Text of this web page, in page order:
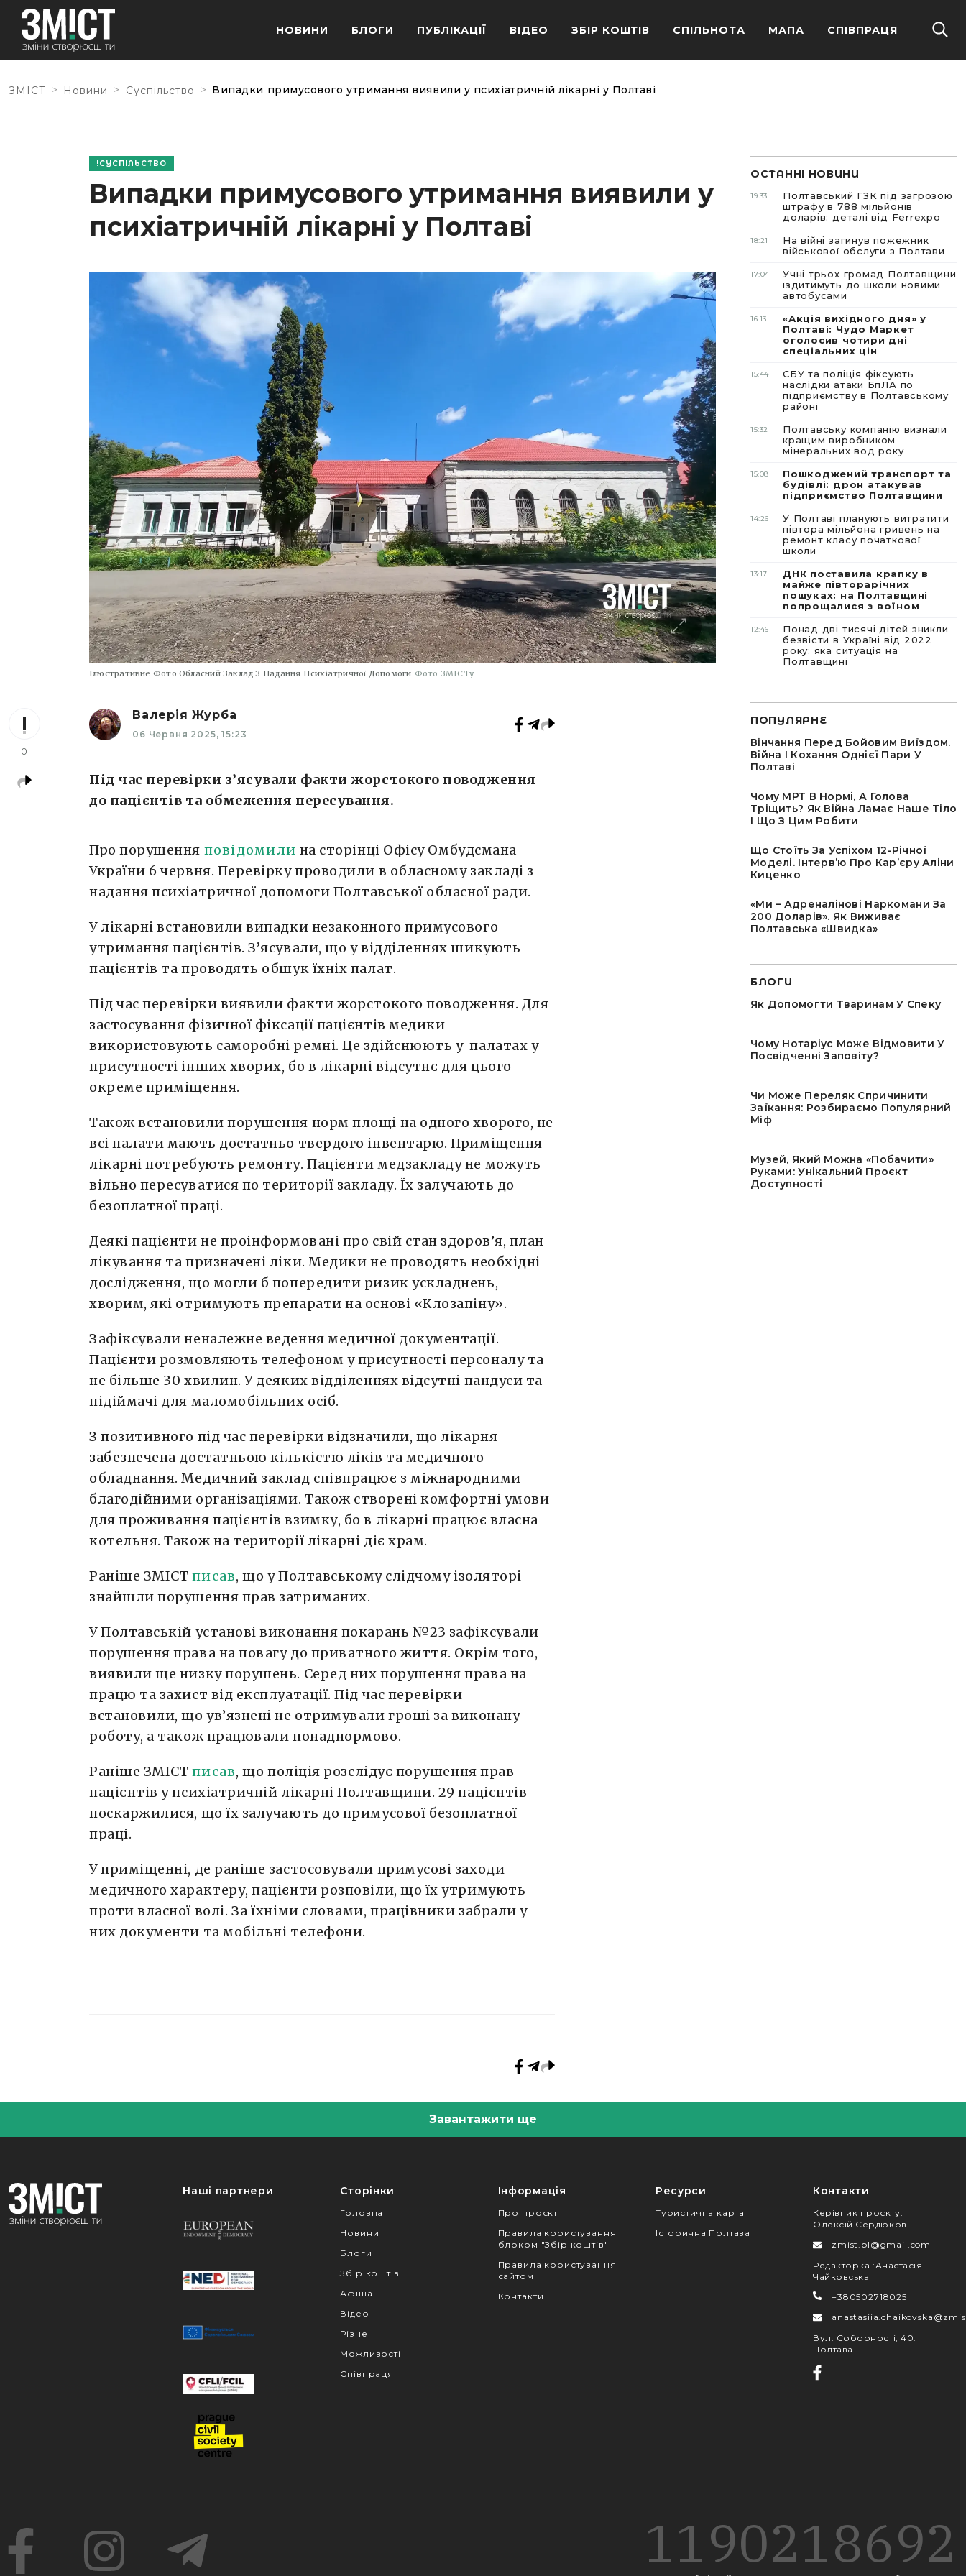
НОВИНИ БЛОГИ ПУБЛІКАЦІЇ ВІДЕО ЗБІР КОШТІВ СПІЛЬНОТА МАПА СПІВПРАЦЯ
ЗМІСТ > Новини > Суспільство > Випадки примусового утримання виявили у психіатричній лікарні у Полтаві
СУСПІЛЬСТВО
Випадки примусового утримання виявили у
психіатричній лікарні у Полтаві
Ілюстративне Фото Обласний Заклад З Надання Психіатричної Допомоги Фото ЗМІСТу
0
Валерія Журба
06 Червня 2025, 15:23
Під час перевірки з’ясували факти жорстокого поводження
до пацієнтів та обмеження пересування.
Про порушення повідомили на сторінці Офісу Омбудсмана
України 6 червня. Перевірку проводили в обласному закладі з
надання психіатричної допомоги Полтавської обласної ради.
У лікарні встановили випадки незаконного примусового
утримання пацієнтів. З’ясували, що у відділеннях шикують
пацієнтів та проводять обшук їхніх палат.
Під час перевірки виявили факти жорстокого поводження. Для
застосування фізичної фіксації пацієнтів медики
використовують саморобні ремні. Це здійснюють у палатах у
присутності інших хворих, бо в лікарні відсутнє для цього
окреме приміщення.
Також встановили порушення норм площі на одного хворого, не
всі палати мають достатньо твердого інвентарю. Приміщення
лікарні потребують ремонту. Пацієнти медзакладу не можуть
вільно пересуватися по території закладу. Їх залучають до
безоплатної праці.
Деякі пацієнти не проінформовані про свій стан здоров’я, план
лікування та призначені ліки. Медики не проводять необхідні
дослідження, що могли б попередити ризик ускладнень,
хворим, які отримують препарати на основі «Клозапіну».
Зафіксували неналежне ведення медичної документації.
Пацієнти розмовляють телефоном у присутності персоналу та
не більше 30 хвилин. У деяких відділеннях відсутні пандуси та
підіймачі для маломобільних осіб.
З позитивного під час перевірки відзначили, що лікарня
забезпечена достатньою кількістю ліків та медичного
обладнання. Медичний заклад співпрацює з міжнародними
благодійними організаціями. Також створені комфортні умови
для проживання пацієнтів взимку, бо в лікарні працює власна
котельня. Також на території лікарні діє храм.
Раніше ЗМІСТписав, що у Полтавському слідчому ізоляторі
знайшли порушення прав затриманих.
У Полтавській установі виконання покарань №23 зафіксували
порушення права на повагу до приватного життя. Окрім того,
виявили ще низку порушень. Серед них порушення права на
працю та захист від експлуатації. Під час перевірки
встановили, що ув’язнені не отримували гроші за виконану
роботу, а також працювали понаднормово.
Раніше ЗМІСТписав, що поліція розслідує порушення прав
пацієнтів у психіатричній лікарні Полтавщини. 29 пацієнтів
поскаржилися, що їх залучають до примусової безоплатної
праці.
У приміщенні, де раніше застосовували примусові заходи
медичного характеру, пацієнти розповіли, що їх утримують
проти власної волі. За їхніми словами, працівники забрали у
них документи та мобільні телефони.
ОСТАННІ НОВИНИ
19:33
Полтавський ГЗК під загрозою
штрафу в 788 мільйонів
доларів: деталі від Ferrexpo
18:21
На війні загинув пожежник
військової обслуги з Полтави
17:04
Учні трьох громад Полтавщини
їздитимуть до школи новими
автобусами
16:13
«Акція вихідного дня» у
Полтаві: Чудо Маркет
оголосив чотири дні
спеціальних цін
15:44
СБУ та поліція фіксують
наслідки атаки БпЛА по
підприємству в Полтавському
районі
15:32
Полтавську компанію визнали
кращим виробником
мінеральних вод року
15:08
Пошкоджений транспорт та
будівлі: дрон атакував
підприємство Полтавщини
14:26
У Полтаві планують витратити
півтора мільйона гривень на
ремонт класу початкової
школи
13:17
ДНК поставила крапку в
майже півторарічних
пошуках: на Полтавщині
попрощалися з воїном
12:46
Понад дві тисячі дітей зникли
безвісти в Україні від 2022
року: яка ситуація на
Полтавщині
ПОПУЛЯРНЕ
Вінчання Перед Бойовим Виїздом.
Війна І Кохання Однієї Пари У
Полтаві
Чому МРТ В Нормі, А Голова
Тріщить? Як Війна Ламає Наше Тіло
І Що З Цим Робити
Що Стоїть За Успіхом 12-Річної
Моделі. Інтервʼю Про Карʼєру Аліни
Киценко
«Ми – Адреналінові Наркомани За
200 Доларів». Як Виживає
Полтавська «швидка»
БЛОГИ
Як Допомогти Тваринам У Спеку
Чому Нотаріус Може Відмовити У
Посвідченні Заповіту?
Чи Може Переляк Спричинити
Заїкання: Розбираємо Популярний
Міф
Музей, Який Можна «побачити»
Руками: Унікальний Проєкт
Доступності
Завантажити ще
Наші партнери Сторінки
Головна
Новини
Блоги
Збір коштів
Афіша
Відео
Різне
Можливості
Співпраця
Інформація
Про проєкт
Правила користування
блоком "Збір коштів"
Правила користування
сайтом
Контакти
Ресурси
Туристична карта
Історична Полтава
Контакти
Керівник проєкту:
Олексій Сердюков
zmist.pl@gmail.com
Редакторка :Анастасія
Чайковська
+380502718025
Вул. Соборності, 40:
Полтава
1190218692